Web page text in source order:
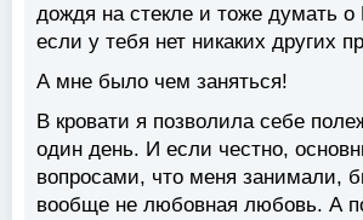
дождя на стекле и тоже думать
если у тебя нет никаких других
А мне было чем заняться!
В кровати я позволила себе
один день. И если честно,
вопросами, что меня занимали,
вообще не любовная любовь. А